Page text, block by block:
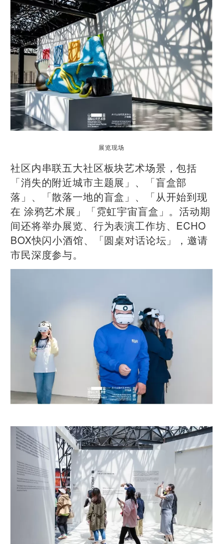
展览现场
社区内串联五大社区板块艺术场景，包括
「消失的附近城市主题展」、「盲盒部
落」、「散落一地的盲盒」、「从开始到现
在 涂鸦艺术展」「霓虹宇宙盲盒」。活动期
间还将举办展览、行为表演工作坊、ECHO
BOX快闪小酒馆、「圆桌对话论坛」，邀请
市民深度参与。